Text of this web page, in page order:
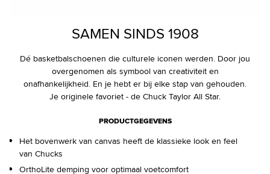
SAMEN SINDS 1908
Dé basketbalschoenen die culturele iconen werden. Door jou
overgenomen als symbool van creativiteit en
onafhankelijkheid. En je hebt er bij elke stap van gehouden.
Je originele favoriet - de Chuck Taylor All Star.
PRODUCTGEGEVENS
Het bovenwerk van canvas heeft de klassieke look en feel
van Chucks
OrthoLite demping voor optimaal voetcomfort